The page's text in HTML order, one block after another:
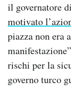
Area
Newsletter
Notifiche
Regala il Post
Hai bisogno
Esci
il governatore
motivato
piazza non era
rischi per la
governo turco